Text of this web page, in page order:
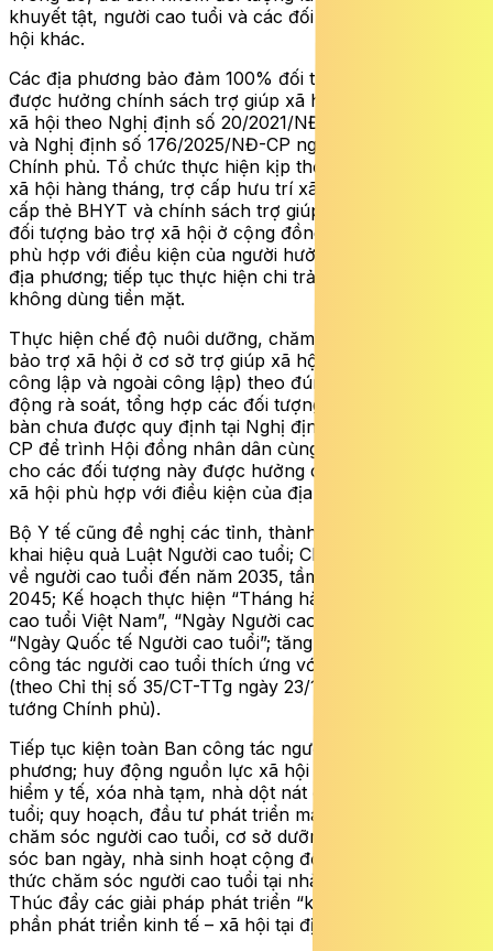
khuyết tật, người cao tuổi và các đối tượng trợ giúp xã
hội khác.
Các địa phương bảo đảm 100% đối tượng đủ điều kiện
được hưởng chính sách trợ giúp xã hội, trợ cấp hưu trí
xã hội theo Nghị định số 20/2021/NĐ-CP ngày 15/3/2021
và Nghị định số 176/2025/NĐ-CP ngày 30/6/2025 của
Chính phủ. Tổ chức thực hiện kịp thời, đầy đủ trợ cấp
xã hội hàng tháng, trợ cấp hưu trí xã hội hàng tháng,
cấp thẻ BHYT và chính sách trợ giúp xã hội khác cho
đối tượng bảo trợ xã hội ở cộng đồng theo quy định,
phù hợp với điều kiện của người hưởng và đặc thù của
địa phương; tiếp tục thực hiện chi trả trợ cấp xã hội
không dùng tiền mặt.
Thực hiện chế độ nuôi dưỡng, chăm sóc cho đối tượng
bảo trợ xã hội ở cơ sở trợ giúp xã hội (bao gồm cơ sở
công lập và ngoài công lập) theo đúng quy định. Chủ
động rà soát, tổng hợp các đối tượng khó khăn trên địa
bàn chưa được quy định tại Nghị định số 20/2021/NĐ-
CP để trình Hội đồng nhân dân cùng cấp quyết định
cho các đối tượng này được hưởng chính sách trợ giúp
xã hội phù hợp với điều kiện của địa phương.
Bộ Y tế cũng đề nghị các tỉnh, thành phố tổ chức triển
khai hiệu quả Luật Người cao tuổi; Chiến lược quốc gia
về người cao tuổi đến năm 2035, tầm nhìn đến năm
2045; Kế hoạch thực hiện “Tháng hành động vì người
cao tuổi Việt Nam”, “Ngày Người cao tuổi Việt Nam”,
“Ngày Quốc tế Người cao tuổi”; tăng cường thực hiện
công tác người cao tuổi thích ứng với già hóa dân số
(theo Chỉ thị số 35/CT-TTg ngày 23/12/2025 của Thủ
tướng Chính phủ).
Tiếp tục kiện toàn Ban công tác người cao tuổi ở địa
phương; huy động nguồn lực xã hội hỗ trợ cấp thẻ bảo
hiểm y tế, xóa nhà tạm, nhà dột nát đối với người cao
tuổi; quy hoạch, đầu tư phát triển mạng lưới các cơ sở
chăm sóc người cao tuổi, cơ sở dưỡng lão, cơ sở chăm
sóc ban ngày, nhà sinh hoạt cộng đồng và các hình
thức chăm sóc người cao tuổi tại nhà, tại cộng đồng.
Thúc đẩy các giải pháp phát triển “kinh tế bạc”, góp
phần phát triển kinh tế – xã hội tại địa phương.